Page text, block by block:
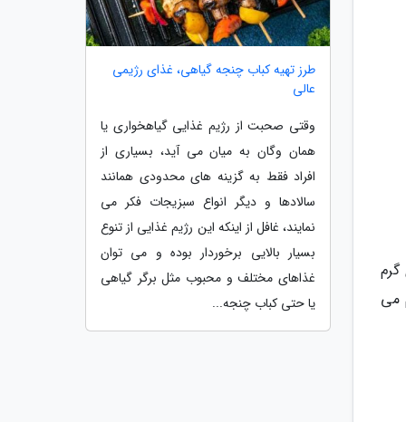
می
طرز تهیه کباب چنجه گیاهی، غذای رژیمی
عالی
وقتی صحبت از رژیم غذایی گیاهخواری یا
همان وگان به میان می آید، بسیاری از
افراد فقط به گزینه های محدودی همانند
سالادها و دیگر انواع سبزیجات فکر می
نمایند، غافل از اینکه این رژیم غذایی از تنوع
بسیار بالایی برخوردار بوده و می توان
غذاهای مختلف و محبوب مثل برگر گیاهی
یا حتی کباب چنجه...